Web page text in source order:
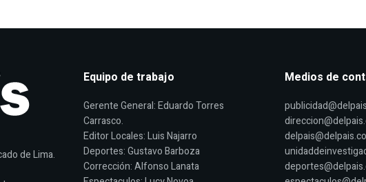
de Lima.
Equipo de trabajo
Gerente General: Eduardo Torres
Carrasco.
Editor Locales: Luis Najarro
Deportes: Gustavo Barboza
Corrección: Alfonso Lanata
Medios de